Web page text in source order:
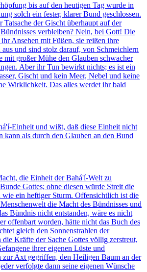
bis auf den heutigen Tag wurde in
solch ein fester, klarer Bund geschlossen.
Tatsache der Gischt überhaupt auf der
verbleiben? Nein, bei Gott! Die
Ansehen mit Füßen, sie reißen ihre
und sind stolz darauf, von Schmeichlern
mit großer Mühe den Glauben schwacher
Aber ihr Tun bewirkt nichts; es ist ein
Gischt und kein Meer, Nebel und keine
Wirklichkeit. Das alles werdet ihr bald
Einheit und wißt, daß diese Einheit nicht
kann als durch den Glauben an den Bund
die Einheit der Bahá'í-Welt zu
Gottes; ohne diesen würde Streit die
wie ein heftiger Sturm. Offensichtlich ist die
die Macht des Bündnisses und
Bündnis nicht entstanden, wäre es nicht
offenbart worden, hätte nicht das Buch des
gleich den Sonnenstrahlen der
Kräfte der Sache Gottes völlig zerstreut,
ihrer eigenen Lüste und
zur Axt gegriffen, den Heiligen Baum an der
verfolgte dann seine eigenen Wünsche